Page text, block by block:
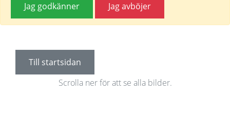
Jag godkänner Jag avböjer
Till startsidan
Scrolla ner för att se alla bilder.